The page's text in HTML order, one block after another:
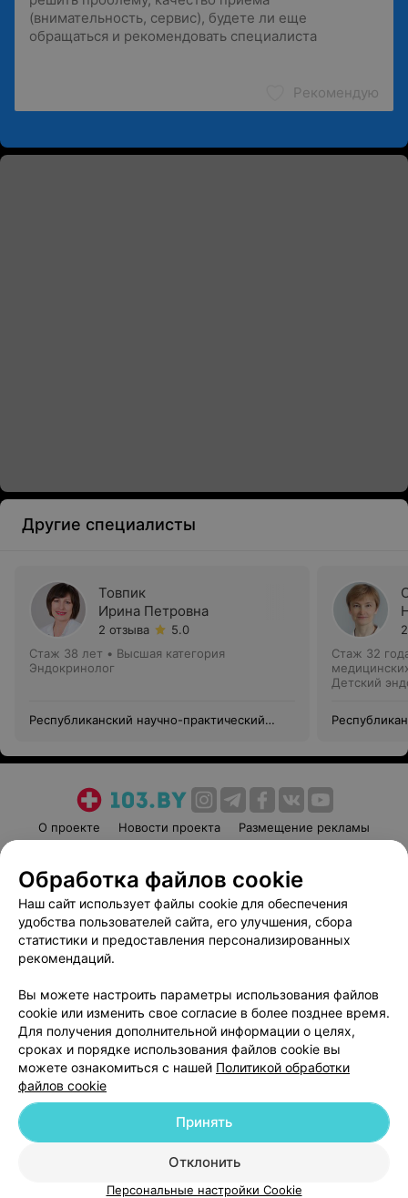
Рекомендую
Другие специалисты
Товпик
Ирина Петровна
2 отзыва
5.0
Стаж 38 лет • Высшая категория
Эндокринолог
Республиканский научно-практический
Стаж 32
Детский
О проекте Новости проекта
Размещение рекламы
Пользовательское соглашение
Способы оплаты
Вакансии
Партнеры
Написать руководителю 103.by
Обработка персональных данных
© 2026 ООО «Артокс Лаб», УНП 191700409
| 220012, Республика Беларусь,
Служба поддержки +375 291212755
Обработка файлов cookie
Наш сайт использует файлы cookie для обеспечения
удобства пользователей сайта, его улучшения, сбора
статистики и предоставления персонализированных
рекомендаций.
Вы можете настроить параметры использования файлов
cookie или изменить свое согласие в более позднее время.
Для получения дополнительной информации о целях,
сроках и порядке использования файлов cookie вы
можете ознакомиться с нашей Политикой обработки
файлов cookie
Отклонить
Принять
Персональные настройки Cookie